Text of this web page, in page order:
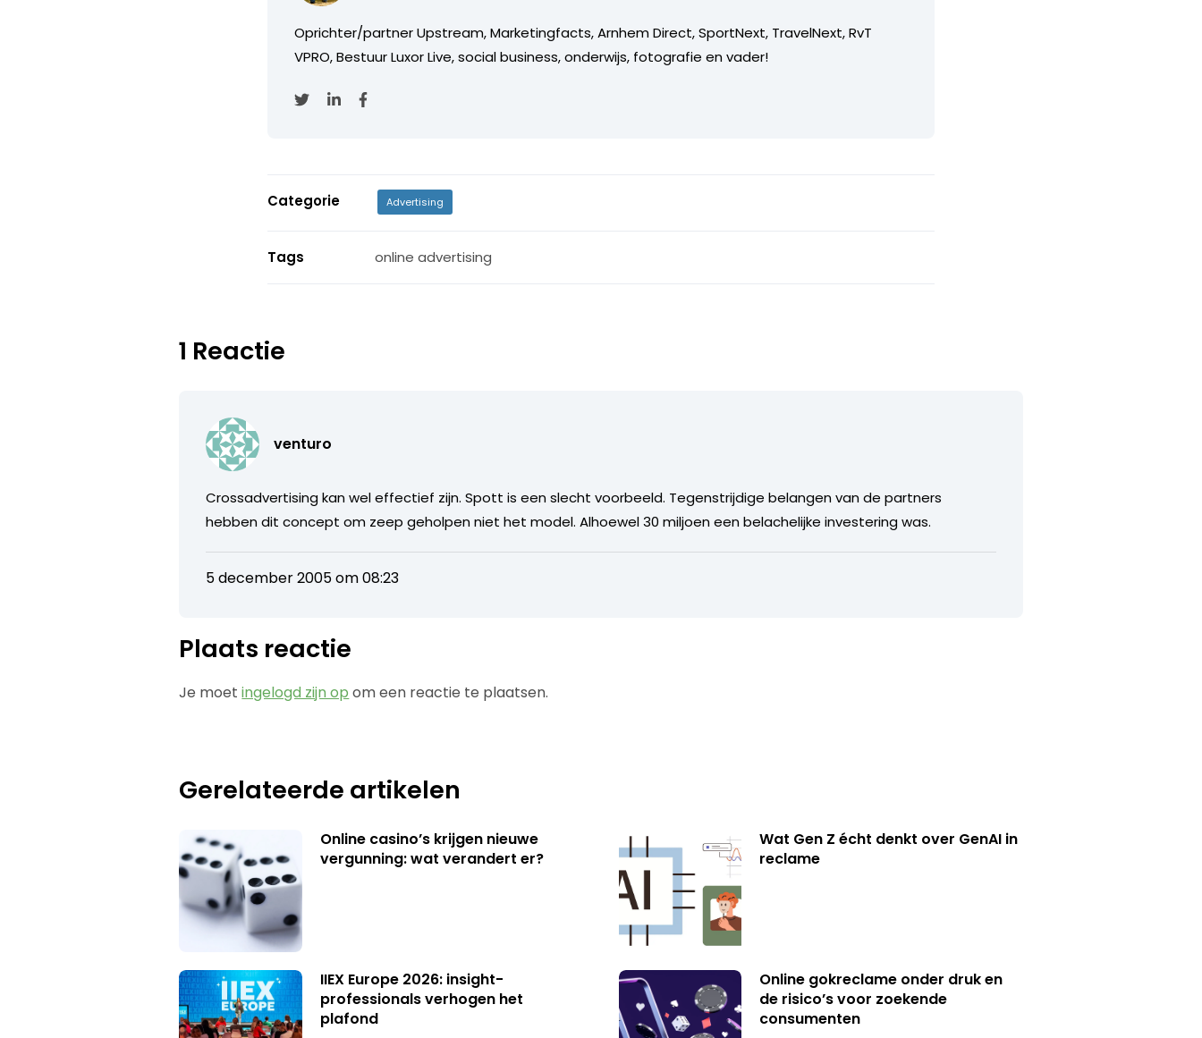
Oprichter/partner Upstream, Marketingfacts, Arnhem Direct, SportNext, TravelNext, RvT
VPRO, Bestuur Luxor Live, social business, onderwijs, fotografie en vader!
Categorie Advertising
Tags online advertising
1 Reactie
venturo
Crossadvertising kan wel effectief zijn. Spott is een slecht voorbeeld. Tegenstrijdige belangen van de partners
hebben dit concept om zeep geholpen niet het model. Alhoewel 30 miljoen een belachelijke investering was.
5 december 2005 om 08:23
Plaats reactie
Je moetingelogd zijn op om een reactie te plaatsen.
Gerelateerde artikelen
Online casino’s krijgen nieuwe
vergunning: wat verandert er?
Wat Gen Z écht denkt over GenAI in
reclame
IIEX Europe 2026: insight-
professionals verhogen het
plafond
Online gokreclame onder druk en
de risico’s voor zoekende
consumenten